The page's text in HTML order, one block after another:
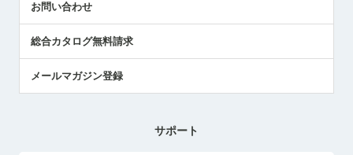
お問い合わせ
総合カタログ無料請求
メールマガジン登録
サポート